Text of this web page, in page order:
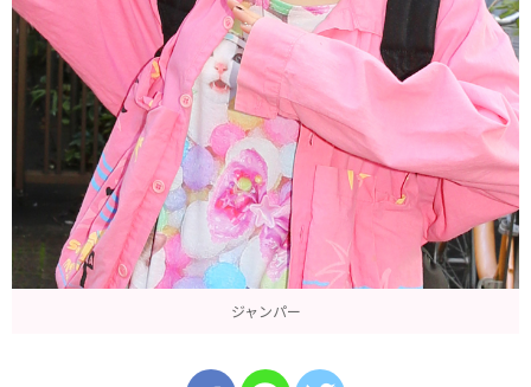
ジャンパー